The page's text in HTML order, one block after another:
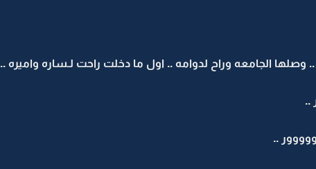
الجامعه وراح لدوامه .. اول ما دخلت راحت لـساره واميره ..
..
..